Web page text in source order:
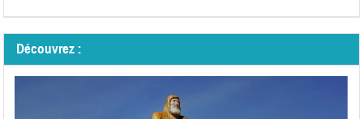
Découvrez :